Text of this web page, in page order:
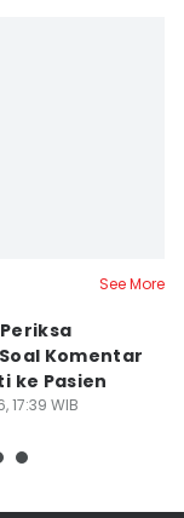
See More
Periksa
Komentar
ke Pasien
17:39 WIB